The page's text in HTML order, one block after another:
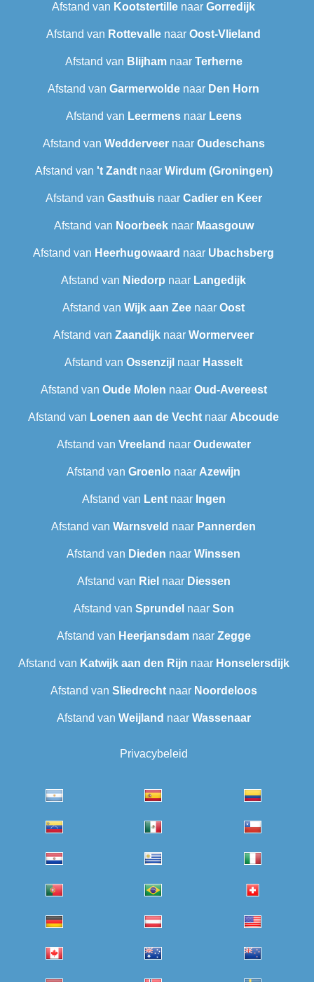
Afstand van Kootstertille naar Gorredijk
Afstand van Rottevalle naar Oost-Vlieland
Afstand van Blijhamnaar Terherne
Afstand van Garmerwolde naar Den Horn
Afstand van Leermensnaar Leens
Afstand van Wedderveernaar Oudeschans
Afstand van 't Zandtnaar Wirdum (Groningen)
Afstand van Gasthuisnaar Cadier en Keer
Afstand van Noorbeeknaar Maasgouw
Afstand van Heerhugowaard naar Ubachsberg
Afstand van Niedorp naar Langedijk
Afstand van Wijk aan Zee naar Oost
Afstand van Zaandijk naar Wormerveer
Afstand van Ossenzijl naar Hasselt
Afstand van Oude Molen naar Oud-Avereest
Afstand van Loenen aan de Vecht naar Abcoude
Afstand van Vreeland naar Oudewater
Afstand van Groenlo naar Azewijn
Afstand van Lentnaar Ingen
Afstand van Warnsveld naar Pannerden
Afstand van Dieden naar Winssen
Afstand van Riel naar Diessen
Afstand van Sprundel naar Son
Afstand van Heerjansdamnaar Zegge
Afstand van Katwijk aan den Rijn naar Honselersdijk
Afstand van Sliedrechtnaar Noordeloos
Afstand van Weijland naar Wassenaar
Privacybeleid